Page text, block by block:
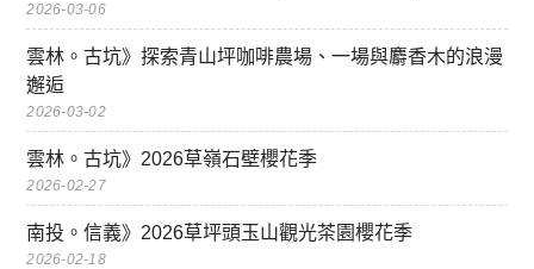
2026-03-06
雲林。古坑》探索青山坪咖啡農場、一場與麝香木的浪漫
邂逅
2026-03-02
雲林。古坑》2026草嶺石壁櫻花季
2026-02-27
南投。信義》2026草坪頭玉山觀光茶園櫻花季
2026-02-18